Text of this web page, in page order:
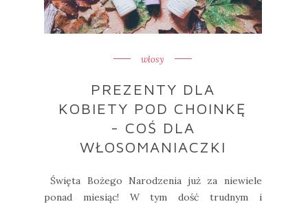
włosy
PREZENTY DLA
KOBIETY POD CHOINKĘ
- COŚ DLA
WŁOSOMANIACZKI
Święta Bożego Narodzenia już za niewiele
ponad miesiąc! W tym dość trudnym i